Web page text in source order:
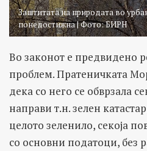
Заштитата на природата во
понедостижна | Фото: БИРН
Во законот е предвидено
проблем. Пратеничката
дека со него се обврзала
направи т.н. зелен
целото зеленило, секоја
со основни податоци, без